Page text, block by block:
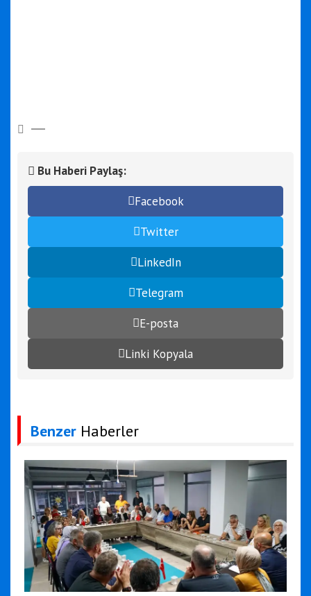
Bu Haberi Paylaş:
Facebook
Twitter
LinkedIn
Telegram
E-posta
Linki Kopyala
Benzer Haberler